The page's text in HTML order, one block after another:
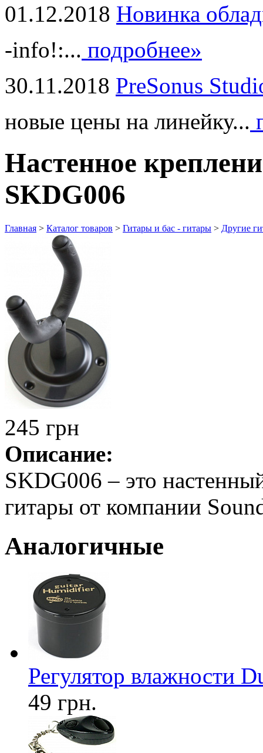
01.12.2018 Новинка
-info!:... подробнее»
30.11.2018 PreSonus
новые цены на линейку...
Настенное
SKDG006
Главная > Каталог товаров > Гитары и бас - гитары > Другие
245 грн
Описание:
SKDG006 – это
гитары от компании
Аналогичные
Регулятор влажности
49 грн.